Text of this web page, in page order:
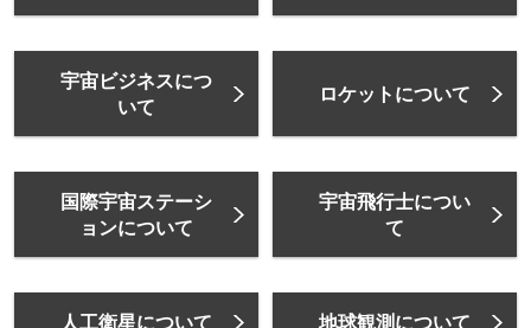
宇宙ビジネスにつ
いて
ロケットについて
国際宇宙ステーシ
ョンについて
宇宙飛行士につい
て
人工衛星について 地球観測について